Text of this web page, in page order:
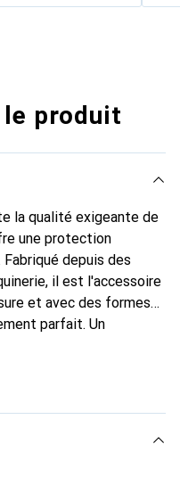
produit
la qualité exigeante de
une protection
depuis des
il est l'accessoire
et avec des formes
parfait. Un
reconnue
pour le client